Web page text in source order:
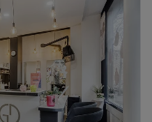
09:30
19:00
09:30
19:00
09:30
19:00
09:30
19:00
de coiffure situé dans le